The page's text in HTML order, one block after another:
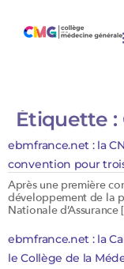
Étiquette :
ebmfrance.net : la
convention pour
Après une première
développement de la
Nationale
ebmfrance.net : la
le Collège de la